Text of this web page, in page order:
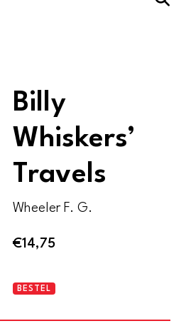
Billy
Whiskers’
Travels
Wheeler F. G.
€14,75
Billy
BESTEL